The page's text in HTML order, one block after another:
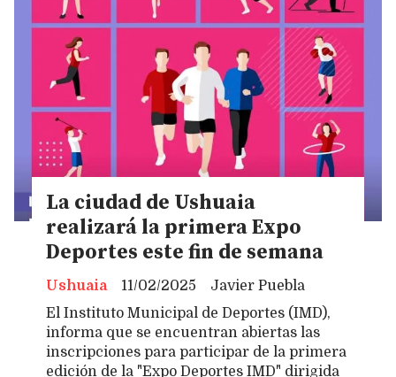
La ciudad de Ushuaia
realizará la primera Expo
Deportes este fin de semana
Javier Puebla
Ushuaia
11/02/2025
El Instituto Municipal de Deportes (IMD),
informa que se encuentran abiertas las
inscripciones para participar de la primera
edición de la "Expo Deportes IMD" dirigida